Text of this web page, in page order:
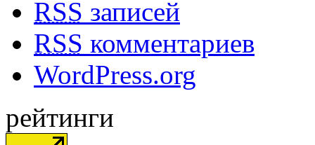
RSS записей
RSS комментариев
WordPress.org
рейтинги